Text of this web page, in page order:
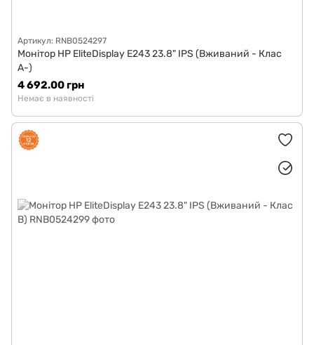
Артикул: RNB0524297
Монітор HP EliteDisplay E243 23.8" IPS (Вживаний - Клас
A-)
4 692.00 грн
Немає в наявності